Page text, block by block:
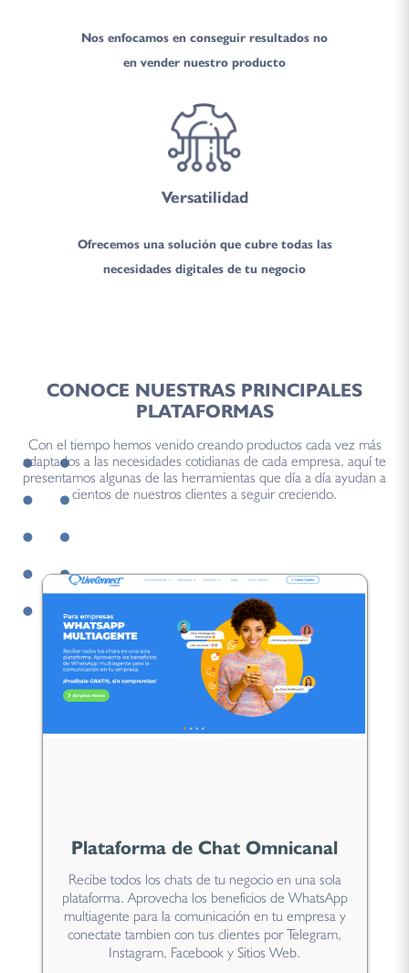
Nos enfocamos en conseguir resultados no
en vender nuestro producto
Versatilidad
Ofrecemos una solución que cubre todas las
necesidades digitales de tu negocio
CONOCE NUESTRAS PRINCIPALES
PLATAFORMAS
Con el tiempo hemos venido creando productos cada vez más
adaptados a las necesidades cotidianas de cada empresa, aquí te
presentamos algunas de las herramientas que día a día ayudan a
cientos de nuestros clientes a seguir creciendo.
Plataforma de Chat Omnicanal
Recibe todos los chats de tu negocio en una sola
plataforma. Aprovecha los beneficios de WhatsApp
multiagente para la comunicación en tu empresa y
conectate tambien con tus clientes por Telegram,
Instagram, Facebook y Sitios Web.